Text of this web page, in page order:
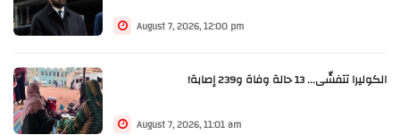
August 7, 2026, 12:00 pm
الكوليرا تتفشّى... 13 حالة وفاة و239 إصابة!
August 7, 2026, 11:01 am